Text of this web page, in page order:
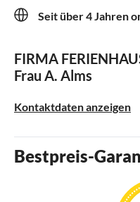
Seit über 4 Jahren
FIRMA
Frau A. Alms
Kontaktdaten anzeigen
Bestpreis-